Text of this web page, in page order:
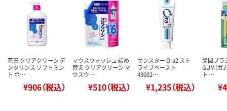
花王 クリアクリーン デ
ンタリンス ソフトミン
ト ポ…
¥906（税込）
マウスウォッシュ 詰め
替え クリアクリーン マ
ウスウ…
¥510（税込）
サンスター Ora2 スト
ライプペースト
43002…
¥1,235（税込）
歯間ブラ
GUM（ガ
ト …